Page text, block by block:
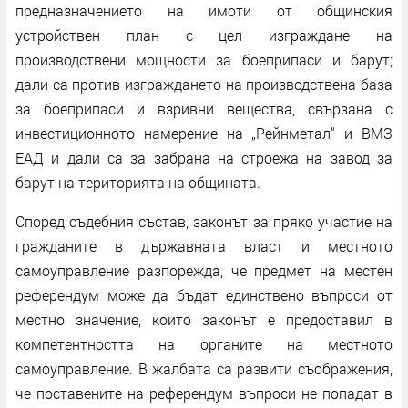
предназначението на имоти от общинския
устройствен план с цел изграждане на
производствени мощности за боеприпаси и барут;
дали са против изграждането на производствена база
за боеприпаси и взривни вещества, свързана с
инвестиционното намерение на „Рейнметал“ и ВМЗ
ЕАД и дали са за забрана на строежа на завод за
барут на територията на общината.
Според съдебния състав, законът за пряко участие на
гражданите в държавната власт и местното
самоуправление разпорежда, че предмет на местен
референдум може да бъдат единствено въпроси от
местно значение, които законът е предоставил в
компетентността на органите на местното
самоуправление. В жалбата са развити съображения,
че поставените на референдум въпроси не попадат в